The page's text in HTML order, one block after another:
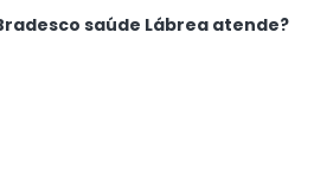
saúde Lábrea atende?